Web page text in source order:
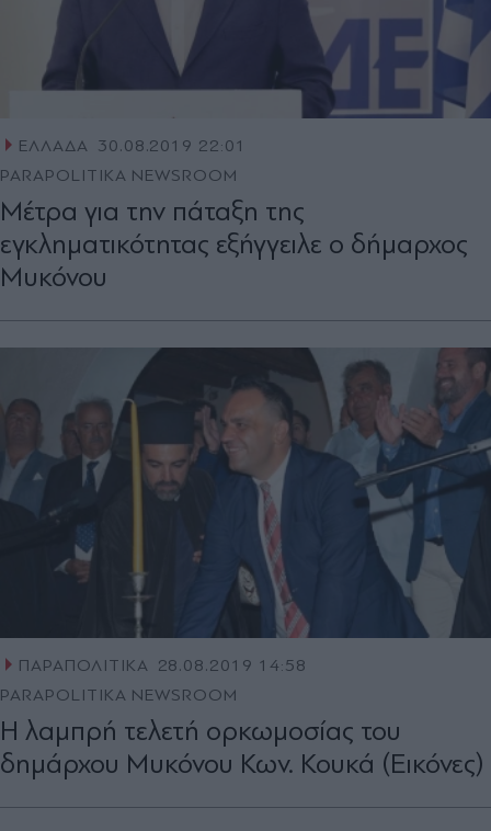
ΕΛΛΑΔΑ 30.08.2019 22:01
PARAPOLITIKA NEWSROOM
Μέτρα για την πάταξη της
εγκληματικότητας εξήγγειλε ο δήμαρχος
Μυκόνου
ΠΑΡΑΠΟΛΙΤΙΚΑ 28.08.2019 14:58
PARAPOLITIKA NEWSROOM
Η λαμπρή τελετή ορκωμοσίας του
δημάρχου Μυκόνου Κων. Κουκά (Εικόνες)